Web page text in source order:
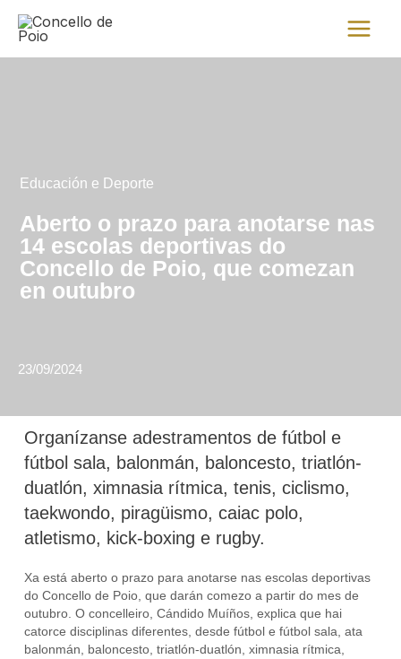
contenido
Main
Menu
Educación e Deporte
Aberto o prazo para anotarse nas
14 escolas deportivas do
Concello de Poio, que comezan
en outubro
23/09/2024
Organízanse adestramentos de fútbol e
fútbol sala, balonmán, baloncesto, triatlón-
duatlón, ximnasia rítmica, tenis, ciclismo,
taekwondo, piragüismo, caiac polo,
atletismo, kick-boxing e rugby.
Xa está aberto o prazo para anotarse nas escolas deportivas
do Concello de Poio, que darán comezo a partir do mes de
outubro. O concelleiro, Cándido Muíños, explica que hai
catorce disciplinas diferentes, desde fútbol e fútbol sala, ata
balonmán, baloncesto, triatlón-duatlón, ximnasia rítmica,